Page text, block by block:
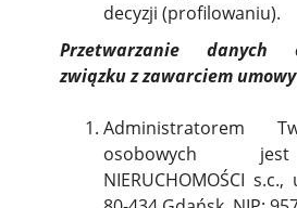
decyzji (profilowaniu).
Przetwarzanie danych
związku z zawarciem
Administratorem
osobowych
NIERUCHOMOŚCI